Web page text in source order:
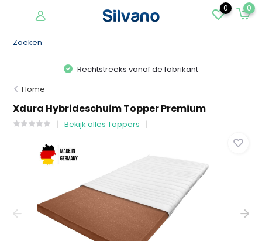
0 0
Rechtstreeks vanaf de fabrikant
Home
Xdura Hybrideschuim Topper Premium
Bekijk alles Toppers